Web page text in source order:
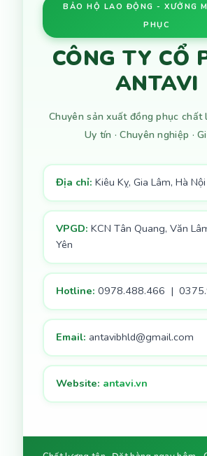
BẢO HỘ LAO ĐỘNG - XƯỞNG
PHỤC
CÔNG TY CỔ
ANTAVI
Chuyên sản xuất đồng phục
Uy tín · Chuyên nghiệp ·
Địa chỉ: Kiêu Kỵ, Gia Lâm, Hà Nội
VPGD: KCN Tân Quang, Văn
Yên
Hotline: 0978.488.466 |
Email: antavibhld@gmail.com
Website: antavi.vn